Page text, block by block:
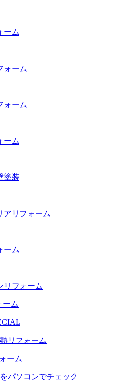
ーム
ーム